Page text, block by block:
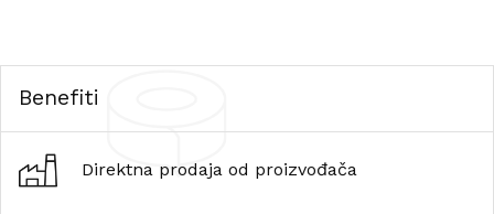
Benefiti
Direktna prodaja od proizvođača